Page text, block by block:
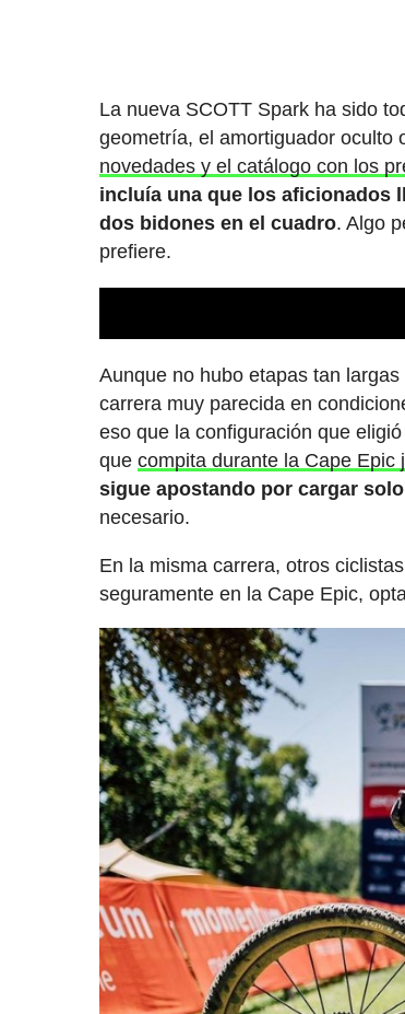
La nueva SCOTT Spark ha sido
geometría, el amortiguador
novedades y el catálogo con los
incluía una que los aficionados
dos bidones en el cuadro. Algo
prefiere.
Aunque no hubo etapas tan
carrera muy parecida en
eso que la configuración que
quecompita durante la Cape Epic
sigue apostando por cargar
necesario.
En la misma carrera, otros
seguramente en la Cape Epic,